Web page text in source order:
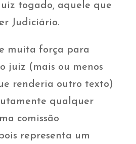
togado, aquele que
Judiciário.
muita força para
juiz (mais ou menos
renderia outro texto)
qualquer
comissão
representa um